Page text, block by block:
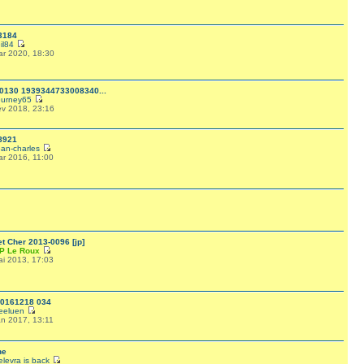
2020, 18:30
1939344733008340...
2018, 23:16
charles
2016, 11:00
Cher 2013-0096 [jp]
Le Roux
2013, 17:03
034
2017, 13:11
is back